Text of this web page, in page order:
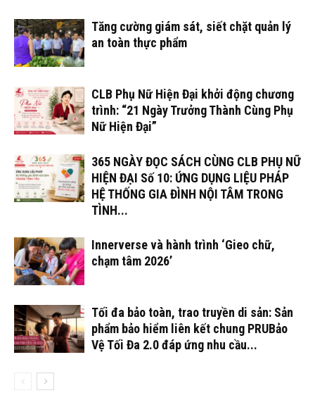
Tăng cường giám sát, siết chặt quản lý
an toàn thực phẩm
CLB Phụ Nữ Hiện Đại khởi động chương
trình: “21 Ngày Trưởng Thành Cùng Phụ
Nữ Hiện Đại”
365 NGÀY ĐỌC SÁCH CÙNG CLB PHỤ NỮ
HIỆN ĐẠI Số 10: ỨNG DỤNG LIỆU PHÁP
HỆ THỐNG GIA ĐÌNH NỘI TÂM TRONG
TÌNH...
Innerverse và hành trình ‘Gieo chữ,
chạm tâm 2026’
Tối đa bảo toàn, trao truyền di sản: Sản
phẩm bảo hiểm liên kết chung PRUBảo
Vệ Tối Đa 2.0 đáp ứng nhu cầu...